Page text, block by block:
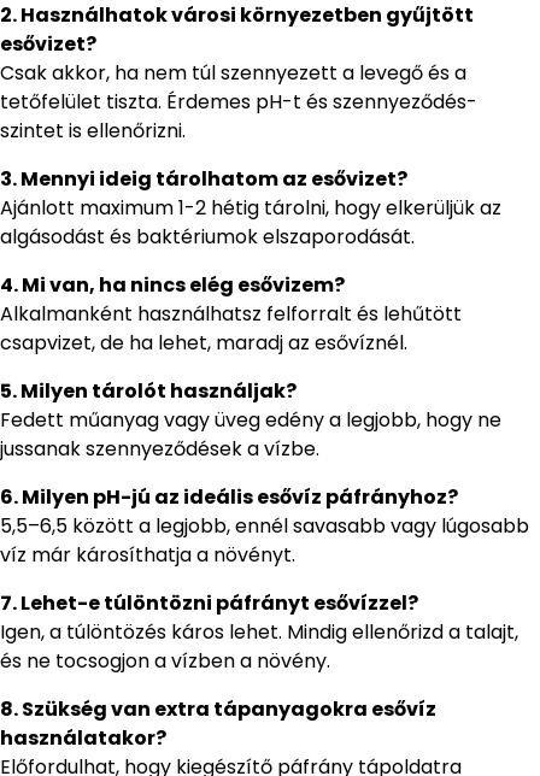
2. Használhatok városi környezetben gyűjtött
esővizet?
Csak akkor, ha nem túl szennyezett a levegő és a
tetőfelület tiszta. Érdemes pH-t és szennyeződés-
szintet is ellenőrizni.
3. Mennyi ideig tárolhatom az esővizet?
Ajánlott maximum 1-2 hétig tárolni, hogy elkerüljük az
algásodást és baktériumok elszaporodását.
4. Mi van, ha nincs elég esővizem?
Alkalmanként használhatsz felforralt és lehűtött
csapvizet, de ha lehet, maradj az esővíznél.
5. Milyen tárolót használjak?
Fedett műanyag vagy üveg edény a legjobb, hogy ne
jussanak szennyeződések a vízbe.
6. Milyen pH-jú az ideális esővíz páfrányhoz?
5,5–6,5 között a legjobb, ennél savasabb vagy lúgosabb
víz már károsíthatja a növényt.
7. Lehet-e túlöntözni páfrányt esővízzel?
Igen, a túlöntözés káros lehet. Mindig ellenőrizd a talajt,
és ne tocsogjon a vízben a növény.
8. Szükség van extra tápanyagokra esővíz
használatakor?
Előfordulhat, hogy kiegészítő páfrány tápoldatra